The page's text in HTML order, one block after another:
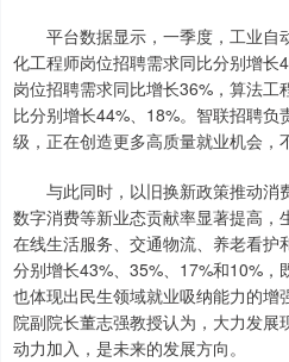
平台数据显示，一季度，工业自
化工程师岗位招聘需求同比分别增长
岗位招聘需求同比增长36%，算法工
比分别增长44%、18%。智联招聘负
级，正在创造更多高质量就业机会，
与此同时，以旧换新政策推动消费
数字消费等新业态贡献率显著提高，
在线生活服务、交通物流、养老看护
分别增长43%、35%、17%和10%，
也体现出民生领域就业吸纳能力的增
院副院长董志强教授认为，大力发展
动力加入，是未来的发展方向。